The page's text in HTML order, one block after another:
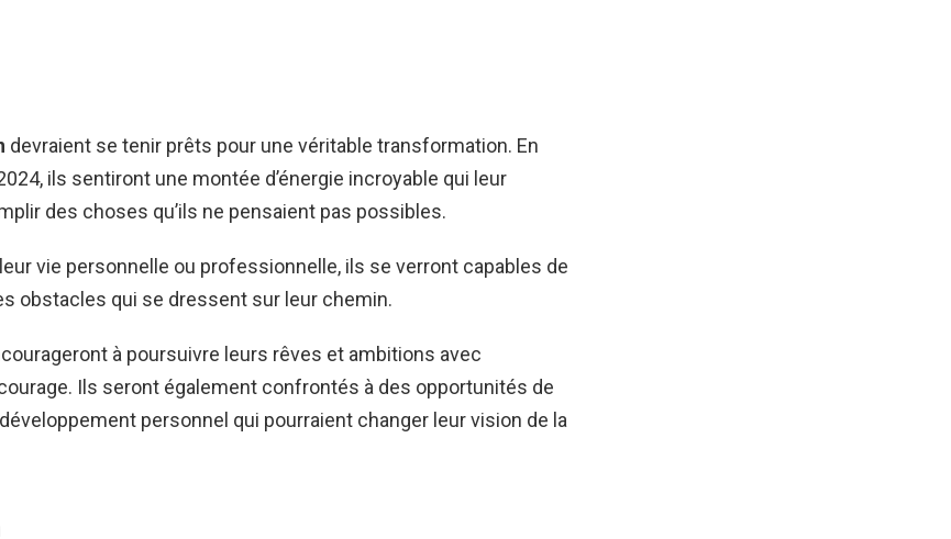
devraient se tenir prêts pour une véritable transformation. En
ils sentiront une montée d’énergie incroyable qui leur
des choses qu’ils ne pensaient pas possibles.
vie personnelle ou professionnelle, ils se verront capables de
obstacles qui se dressent sur leur chemin.
à poursuivre leurs rêves et ambitions avec
Ils seront également confrontés à des opportunités de
personnel qui pourraient changer leur vision de la